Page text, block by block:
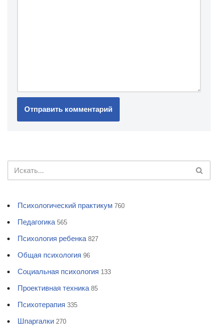
Психологический практикум 760
Педагогика 565
Психология ребенка 827
Общая психология 96
Социальная психология 133
Проективная техника 85
Психотерапия 335
Шпаргалки 270